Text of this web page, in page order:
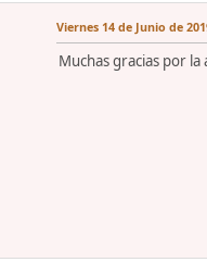
Viernes 14 de Junio de
Muchas gracias por